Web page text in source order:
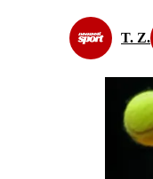
T. Z.